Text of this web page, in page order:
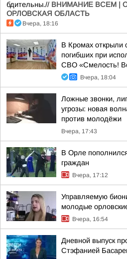
бдительны.// ВНИМАНИЕ ВСЕМ |
ОРЛОВСКАЯ ОБЛАСТЬ
Вчера, 18:16
В Кромах открыли
погибших при
СВО «Смелость!
Вчера, 18:04
Ложные звонки,
угрозы: новая
против молодёжи
Вчера, 17:43
В Орле
граждан
Вчера, 17:12
Управляемую
молодые
Вчера, 16:54
Дневной выпуск
Стэфанией